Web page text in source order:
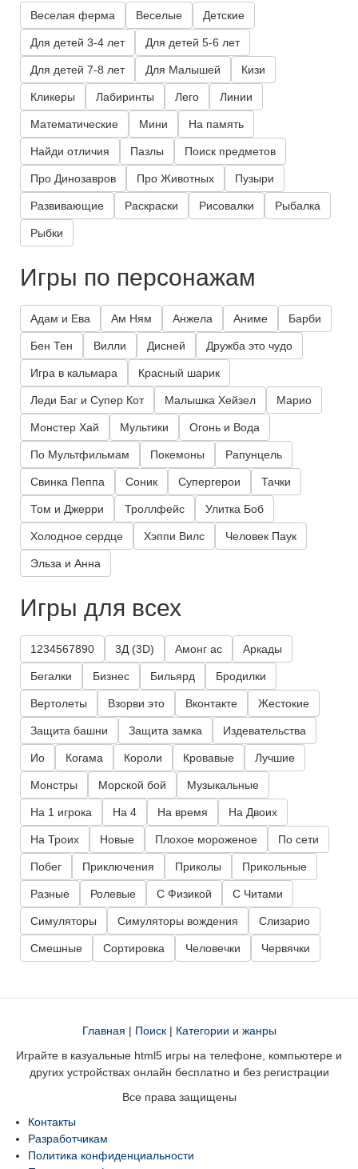
Веселая ферма Веселые Детские
Для детей 3-4 лет Для детей 5-6 лет
Для детей 7-8 лет Для Малышей Кизи
Кликеры Лабиринты Лего Линии
Математические Мини На память
Найди отличия Пазлы Поиск предметов
Про Динозавров Про Животных Пузыри
Развивающие Раскраски Рисовалки Рыбалка
Рыбки
Игры по персонажам
Адам и Ева Ам Ням Анжела Аниме Барби
Бен Тен Вилли Дисней Дружба это чудо
Игра в кальмара Красный шарик
Леди Баг и Супер Кот Малышка Хейзел Марио
Монстер Хай Мультики Огонь и Вода
По Мультфильмам Покемоны Рапунцель
Свинка Пеппа Соник Супергерои Тачки
Том и Джерри Троллфейс Улитка Боб
Холодное сердце Хэппи Вилс Человек Паук
Эльза и Анна
Игры для всех
1234567890 3Д (3D) Амонг ас Аркады
Бегалки Бизнес Бильярд Бродилки
Вертолеты Взорви это Вконтакте Жестокие
Защита башни Защита замка Издевательства
Ио Когама Короли Кровавые Лучшие
Монстры Морской бой Музыкальные
На 1 игрока На 4 На время На Двоих
На Троих Новые Плохое мороженое По сети
Побег Приключения Приколы Прикольные
Разные Ролевые С Физикой С Читами
Симуляторы Симуляторы вождения Слизарио
Смешные Сортировка Человечки Червячки
Главная | Поиск| Категории и жанры
Играйте в казуальные html5 игры на телефоне, компьютере и
других устройствах онлайн бесплатно и без регистрации
Все права защищены
Контакты
Разработчикам
Политика конфиденциальности